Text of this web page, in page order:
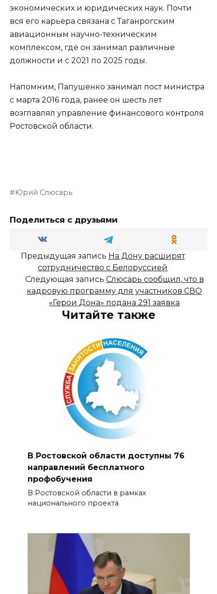
экономических и юридических наук. Почти
вся его карьера связана с Таганрогским
авиационным научно-техническим
комплексом, где он занимал различные
должности и с 2021 по 2025 годы.
Напомним, Папушенко занимал пост министра
с марта 2016 года, ранее он шесть лет
возглавлял управление финансового контроля
Ростовской области.
Юрий Слюсарь
Поделиться с друзьями
Предыдущая запись На Дону расширят
сотрудничество с Белоруссией
Следующая запись Слюсарь сообщил, что в
кадровую программу для участников СВО
«Герои Дона» подана 291 заявка
Читайте также
В Ростовской области доступны 76
направлений бесплатного
профобучения
В Ростовской области в рамках
национального проекта